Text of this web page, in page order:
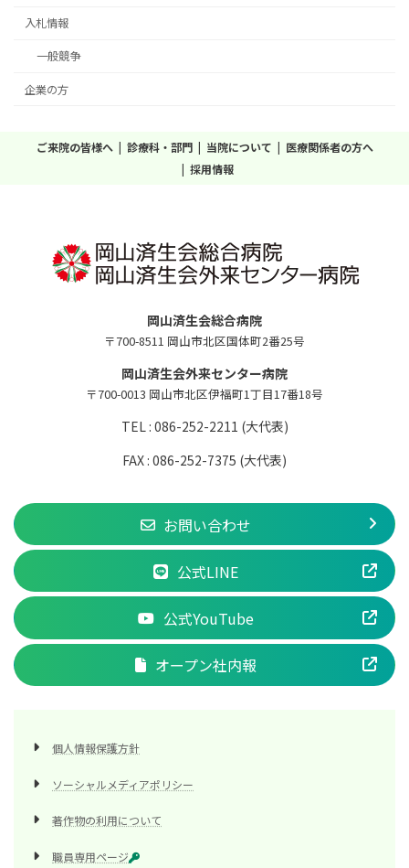
入札情報
一般競争
企業の方
ご来院の皆様へ 診療科・部門 当院について
医療関係者の方へ
採用情報
岡山済生会総合病院
〒700-8511 岡山市北区国体町2番25号
岡山済生会外来センター病院
〒700-0013 岡山市北区伊福町1丁目17番18号
TEL : 086-252-2211 (大代表)
FAX : 086-252-7375 (大代表)
お問い合わせ
公式LINE
公式YouTube
オープン社内報
個人情報保護方針
ソーシャルメディアポリシー
著作物の利用について
職員専用ページ